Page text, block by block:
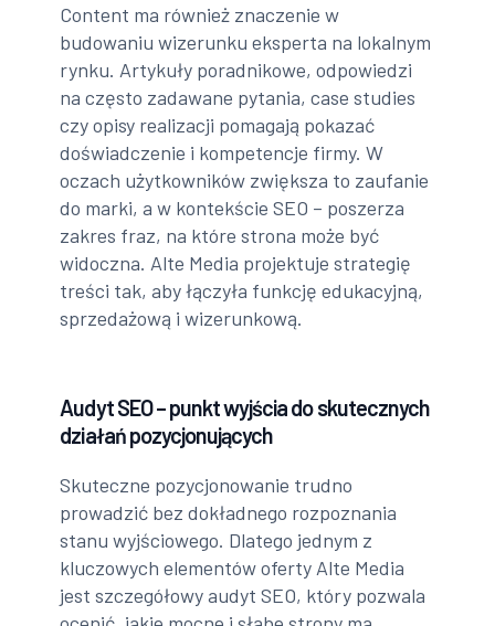
Content ma również znaczenie w
budowaniu wizerunku eksperta na lokalnym
rynku. Artykuły poradnikowe, odpowiedzi
na często zadawane pytania, case studies
czy opisy realizacji pomagają pokazać
doświadczenie i kompetencje firmy. W
oczach użytkowników zwiększa to zaufanie
do marki, a w kontekście SEO – poszerza
zakres fraz, na które strona może być
widoczna. Alte Media projektuje strategię
treści tak, aby łączyła funkcję edukacyjną,
sprzedażową i wizerunkową.
Audyt SEO – punkt wyjścia do skutecznych
działań pozycjonujących
Skuteczne pozycjonowanie trudno
prowadzić bez dokładnego rozpoznania
stanu wyjściowego. Dlatego jednym z
kluczowych elementów oferty Alte Media
jest szczegółowy audyt SEO, który pozwala